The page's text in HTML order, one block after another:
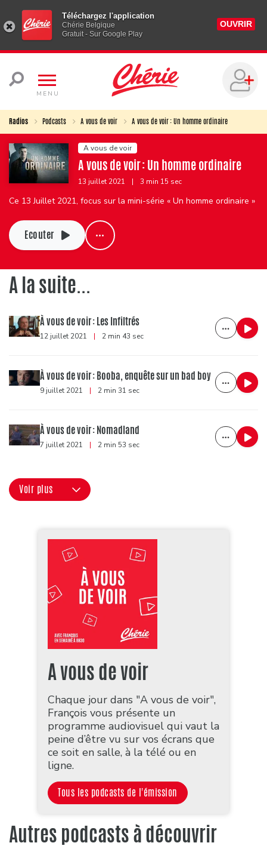
Téléchargez l'application
Chérie Belgique
Gratuit - Sur Google Play
OUVRIR
MENU
Radios Podcasts A vous de voir A vous de voir : Un homme ordinaire
A vous de voir
A vous de voir : Un homme ordinaire
13 juillet 2021 | 3 min 15 sec
Ce 13 Juillet 2021, focus sur la mini-série « Un homme ordinaire »
Ecouter
A la suite...
À vous de voir : Les Infiltrés
12 juillet 2021 | 2 min 43 sec
À vous de voir : Booba, enquête sur un bad boy
9 juillet 2021 | 2 min 31 sec
À vous de voir : Nomadland
7 juillet 2021 | 2 min 53 sec
Voir plus
A vous de voir
Chaque jour dans "A vous de voir",
François vous présente un
programme audiovisuel qui vaut la
peine d’être vu sur vos écrans que
ce soit en salle, à la télé ou en
ligne.
Tous les podcasts de l'émission
Autres podcasts à découvrir